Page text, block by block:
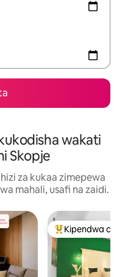
wakati
Skopje
za kukaa zimepewa
mahali, usafi na zaidi.
Kipendwa
Kipendwa cha